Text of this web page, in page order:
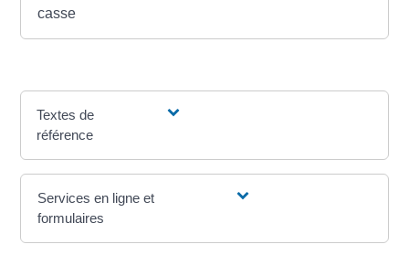
casse
Textes de
référence
Services en ligne et
formulaires